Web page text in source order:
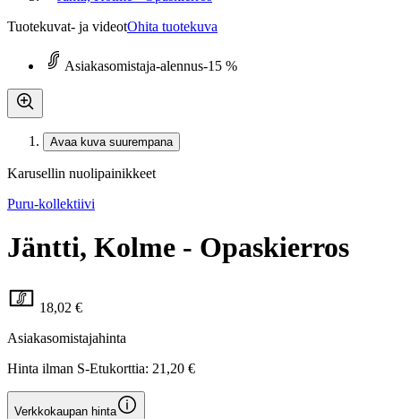
Tuotekuvat- ja videotOhita tuotekuva
Asiakasomistaja-alennus-15 %
Avaa kuva suurempana
Karusellin nuolipainikkeet
Puru-kollektiivi
Jäntti, Kolme - Opaskierros
18,02 €
Asiakasomistajahinta
Hinta ilman S-Etukorttia: 21,20 €
Verkkokaupan hinta